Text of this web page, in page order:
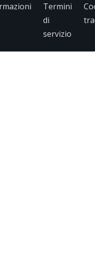
Termini
di
servizio